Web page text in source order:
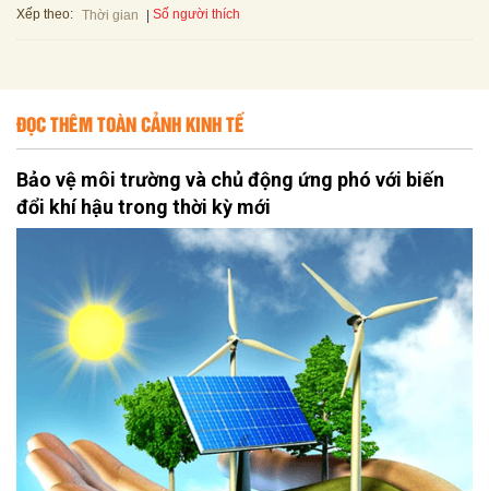
Xếp theo: Thời gian Số người thích
ĐỌC THÊM TOÀN CẢNH KINH TẾ
Bảo vệ môi trường và chủ động ứng phó với biến
đổi khí hậu trong thời kỳ mới